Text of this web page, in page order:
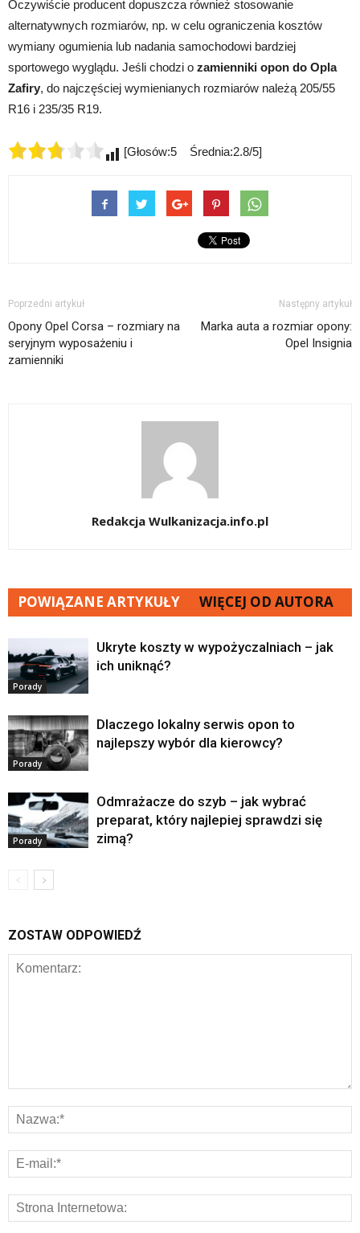
Oczywiście producent dopuszcza również stosowanie
alternatywnych rozmiarów, np. w celu ograniczenia kosztów
wymiany ogumienia lub nadania samochodowi bardziej
sportowego wyglądu. Jeśli chodzi o zamienniki opon do Opla
Zafiry, do najczęściej wymienianych rozmiarów należą 205/55
R16 i 235/35 R19.
[Głosów:5 Średnia:2.8/5]
Poprzedni artykuł
Opony Opel Corsa – rozmiary na
seryjnym wyposażeniu i
zamienniki
Następny artykuł
Marka auta a rozmiar opony:
Opel Insignia
Redakcja Wulkanizacja.info.pl
POWIĄZANE ARTYKUŁY WIĘCEJ OD AUTORA
Porady
Ukryte koszty w wypożyczalniach – jak
ich uniknąć?
Porady
Dlaczego lokalny serwis opon to
najlepszy wybór dla kierowcy?
Porady
Odmrażacze do szyb – jak wybrać
preparat, który najlepiej sprawdzi się
zimą?
ZOSTAW ODPOWIEDŹ